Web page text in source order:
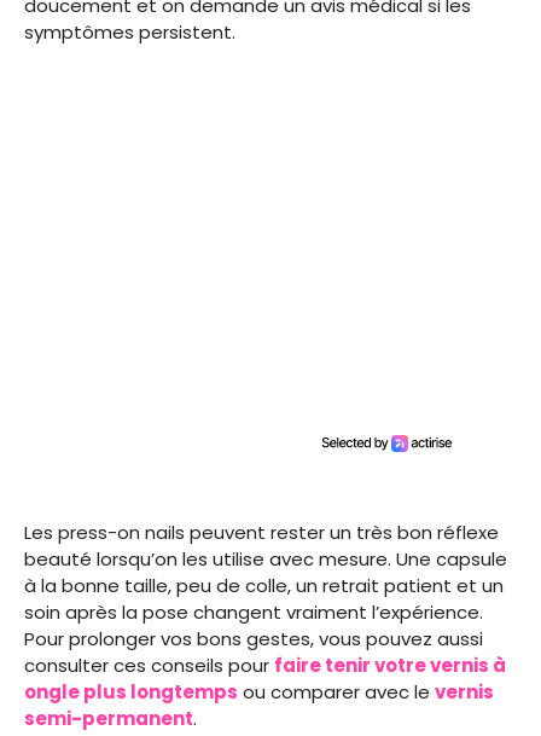
doucement et on demande un avis médical si les
symptômes persistent.
Les press-on nails peuvent rester un très bon réflexe
beauté lorsqu’on les utilise avec mesure. Une capsule
à la bonne taille, peu de colle, un retrait patient et un
soin après la pose changent vraiment l’expérience.
Pour prolonger vos bons gestes, vous pouvez aussi
consulter ces conseils pour faire tenir votre vernis à
ongle plus longtemps ou comparer avec le vernis
semi-permanent.